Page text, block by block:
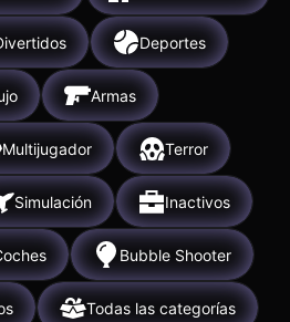
Deportes
Armas
Multijugador Terror
Simulación Inactivos
Bubble Shooter
Todas las categorías